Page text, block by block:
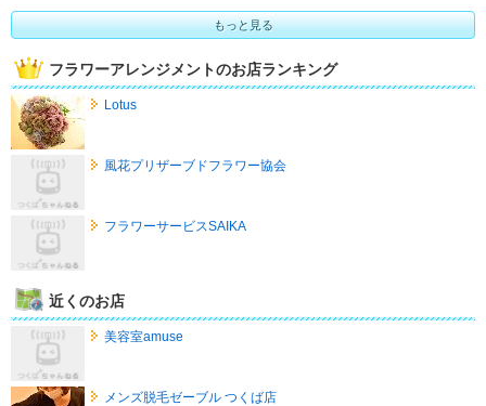
もっと見る
フラワーアレンジメントのお店ランキング
Lotus
風花プリザーブドフラワー協会
フラワーサービスSAIKA
近くのお店
美容室amuse
メンズ脱毛ゼーブル つくば店